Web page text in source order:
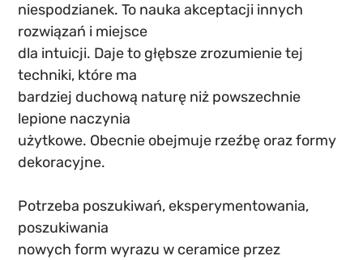
niespodzianek. To nauka akceptacji innych
rozwiązań i miejsce
dla intuicji. Daje to głębsze zrozumienie tej
techniki, które ma
bardziej duchową naturę niż powszechnie
lepione naczynia
użytkowe. Obecnie obejmuje rzeźbę oraz formy
dekoracyjne.
Potrzeba poszukiwań, eksperymentowania,
poszukiwania
nowych form wyrazu w ceramice przez